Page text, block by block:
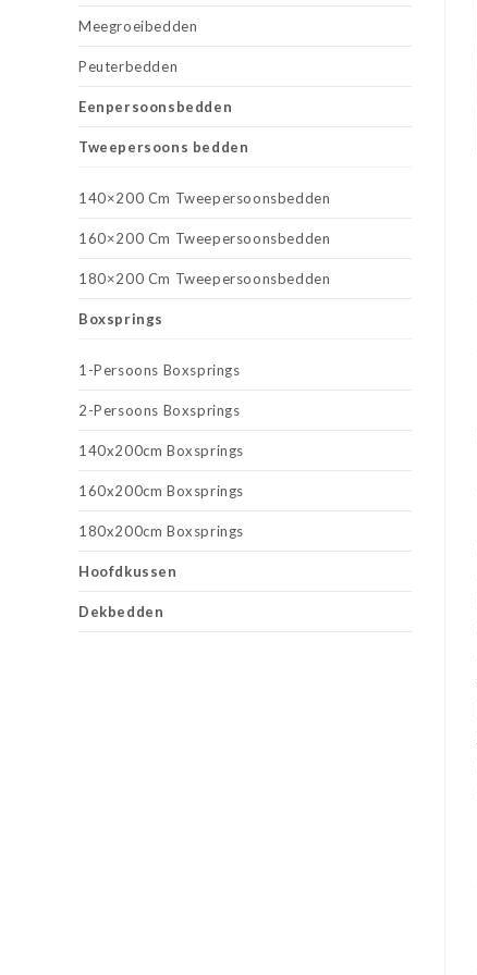
Meegroeibedden
Peuterbedden
Eenpersoonsbedden
Tweepersoons bedden
140×200 Cm Tweepersoonsbedden
160×200 Cm Tweepersoonsbedden
180×200 Cm Tweepersoonsbedden
Boxsprings
1-Persoons Boxsprings
2-Persoons Boxsprings
140x200cm Boxsprings
160x200cm Boxsprings
180x200cm Boxsprings
Hoofdkussen
Dekbedden